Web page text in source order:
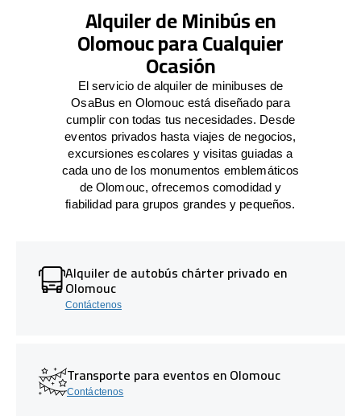
Alquiler de Minibús en
Olomouc para Cualquier
Ocasión
El servicio de alquiler de minibuses de
OsaBus en Olomouc está diseñado para
cumplir con todas tus necesidades. Desde
eventos privados hasta viajes de negocios,
excursiones escolares y visitas guiadas a
cada uno de los monumentos emblemáticos
de Olomouc, ofrecemos comodidad y
fiabilidad para grupos grandes y pequeños.
Alquiler de autobús chárter privado en
Olomouc
Contáctenos
Transporte para eventos en Olomouc
Contáctenos